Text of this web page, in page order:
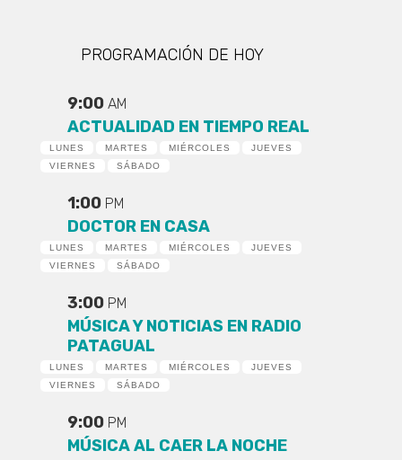
PROGRAMACIÓN DE HOY
9:00 AM
ACTUALIDAD EN TIEMPO REAL
LUNES MARTES MIÉRCOLES
JUEVES
VIERNES
SÁBADO
1:00 PM
DOCTOR EN CASA
LUNES MARTES MIÉRCOLES
JUEVES
VIERNES
SÁBADO
3:00 PM
MÚSICA Y NOTICIAS EN RADIO
PATAGUAL
LUNES MARTES MIÉRCOLES
JUEVES
VIERNES
SÁBADO
9:00 PM
MÚSICA AL CAER LA NOCHE